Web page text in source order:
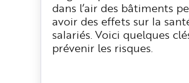
dans l’air des bâtiments
avoir des effets sur la
salariés. Voici quelques
prévenir les risques.